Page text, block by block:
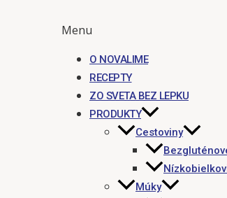
Menu
O NOVALIME
RECEPTY
ZO SVETA BEZ LEPKU
PRODUKTY
Cestoviny
Múky